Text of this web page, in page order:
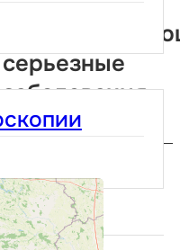
серьезные
заболевания.